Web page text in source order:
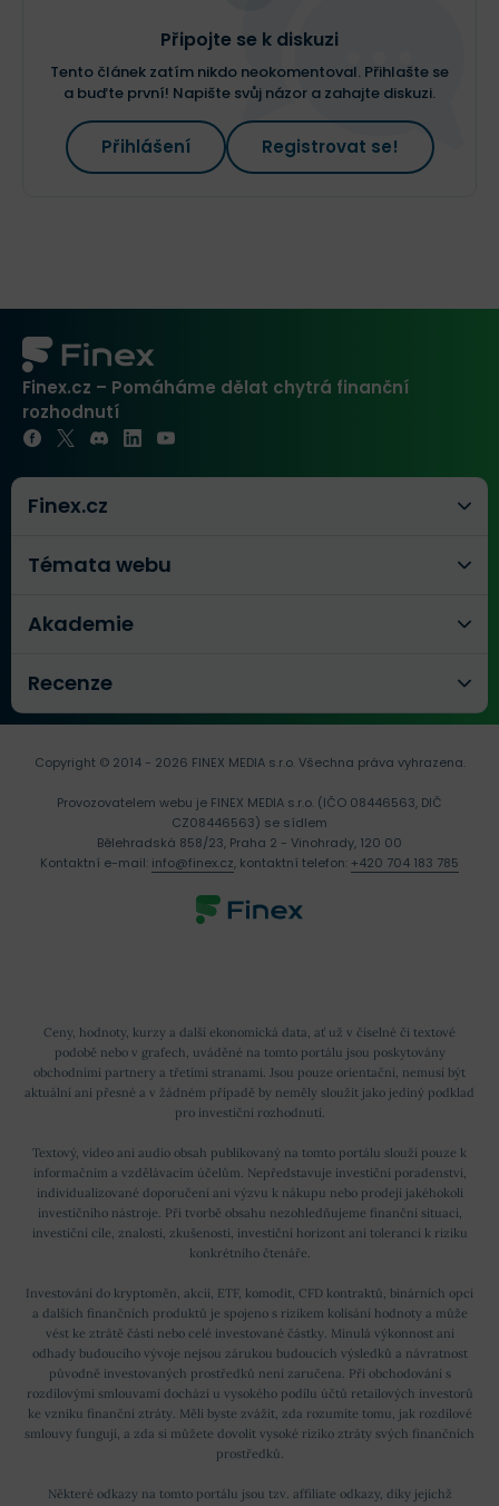
Připojte se k diskuzi
Tento článek zatím nikdo neokomentoval. Přihlašte se
a buďte první! Napište svůj názor a zahajte diskuzi.
Přihlášení Registrovat se!
Finex.cz – Pomáháme dělat chytrá finanční
rozhodnutí
Finex.cz
Témata webu
Akademie
Recenze
Ceny, hodnoty, kurzy a další ekonomická data, ať už v číselné či textové
podobě nebo v grafech, uváděné na tomto portálu jsou poskytovány
obchodními partnery a třetími stranami. Jsou pouze orientační, nemusí být
aktuální ani přesné a v žádném případě by neměly sloužit jako jediný podklad
pro investiční rozhodnutí.
Textový, video ani audio obsah publikovaný na tomto portálu slouží pouze k
informačním a vzdělávacím účelům. Nepředstavuje investiční poradenství,
individualizované doporučení ani výzvu k nákupu nebo prodeji jakéhokoli
investičního nástroje. Při tvorbě obsahu nezohledňujeme finanční situaci,
investiční cíle, znalosti, zkušenosti, investiční horizont ani toleranci k riziku
konkrétního čtenáře.
Investování do kryptoměn, akcií, ETF, komodit, CFD kontraktů, binárních opcí
a dalších finančních produktů je spojeno s rizikem kolísání hodnoty a může
vést ke ztrátě části nebo celé investované částky. Minulá výkonnost ani
odhady budoucího vývoje nejsou zárukou budoucích výsledků a návratnost
původně investovaných prostředků není zaručena. Při obchodování s
rozdílovými smlouvami dochází u vysokého podílu účtů retailových investorů
ke vzniku finanční ztráty. Měli byste zvážit, zda rozumíte tomu, jak rozdílové
smlouvy fungují, a zda si můžete dovolit vysoké riziko ztráty svých finančních
prostředků.
Některé odkazy na tomto portálu jsou tzv. affiliate odkazy, díky jejichž
Copyright © 2014 - 2026 FINEX MEDIA s.r.o.Všechna práva vyhrazena.
Provozovatelem webu je FINEX MEDIA s.r.o. (IČO 08446563, DIČ
CZ08446563) se sídlem
Bělehradská 858/23, Praha 2 - Vinohrady, 120 00
Kontaktní e-mail: info@finex.cz, kontaktní telefon: +420 704 183 785